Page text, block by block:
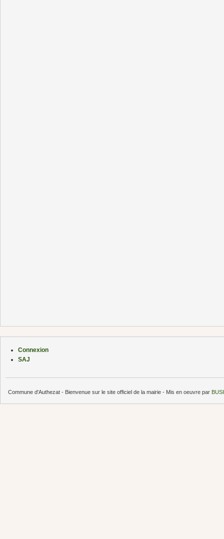
Connexion
SAJ
Commune d'Authezat - Bienvenue sur le site officiel de la mairie - Mis en oeuvre par